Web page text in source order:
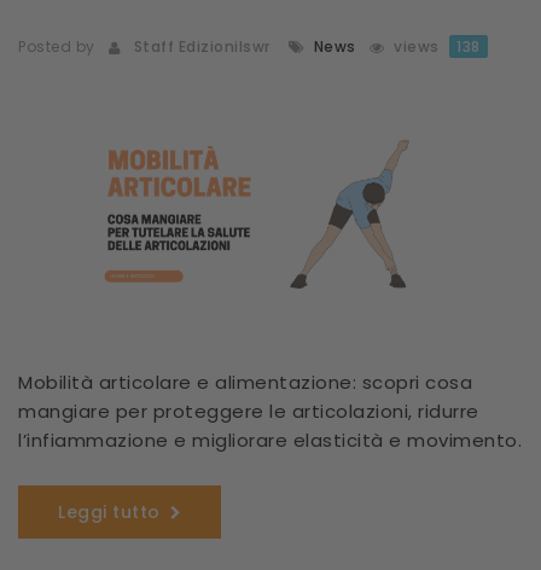
Posted by Staff Edizionilswr News views 138
Mobilità articolare e alimentazione: scopri cosa
mangiare per proteggere le articolazioni, ridurre
l’infiammazione e migliorare elasticità e movimento.
Leggi tutto